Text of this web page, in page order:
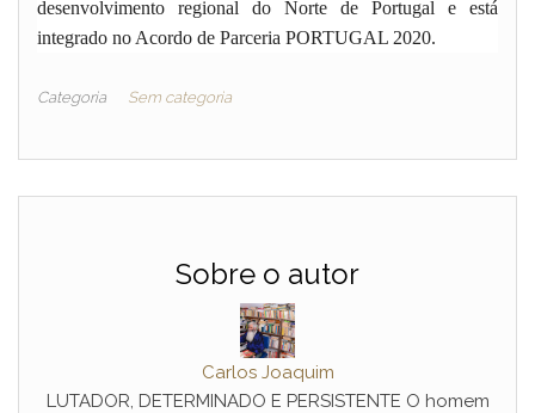
desenvolvimento regional do Norte de Portugal e está
integrado no Acordo de Parceria PORTUGAL 2020.
Categoria Sem categoria
Sobre o autor
Carlos Joaquim
LUTADOR, DETERMINADO E PERSISTENTE O homem